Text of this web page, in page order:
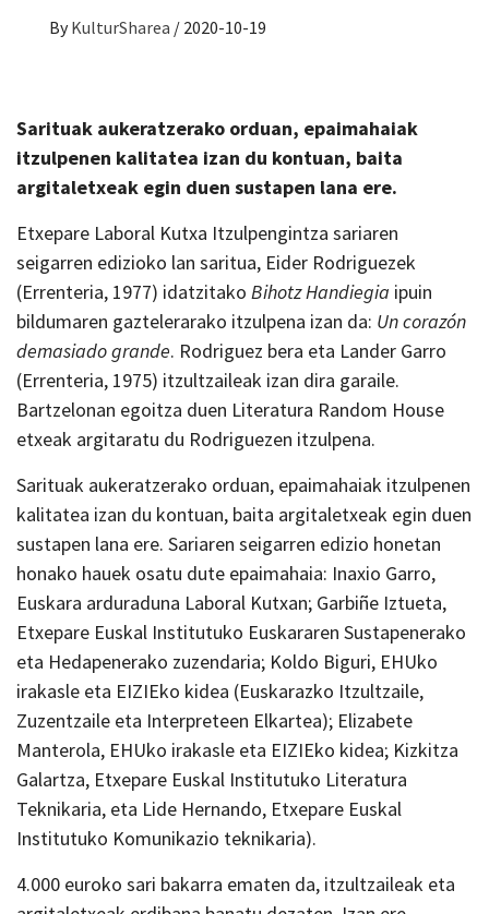
By KulturSharea / 2020-10-19
Sarituak aukeratzerako orduan, epaimahaiak
itzulpenen kalitatea izan du kontuan, baita
argitaletxeak egin duen sustapen lana ere.
Etxepare Laboral Kutxa Itzulpengintza sariaren
seigarren edizioko lan saritua, Eider Rodriguezek
(Errenteria, 1977) idatzitako Bihotz Handiegia ipuin
bildumaren gaztelerarako itzulpena izan da: Un corazón
demasiado grande. Rodriguez bera eta Lander Garro
(Errenteria, 1975) itzultzaileak izan dira garaile.
Bartzelonan egoitza duen Literatura Random House
etxeak argitaratu du Rodriguezen itzulpena.
Sarituak aukeratzerako orduan, epaimahaiak itzulpenen
kalitatea izan du kontuan, baita argitaletxeak egin duen
sustapen lana ere. Sariaren seigarren edizio honetan
honako hauek osatu dute epaimahaia: Inaxio Garro,
Euskara arduraduna Laboral Kutxan; Garbiñe Iztueta,
Etxepare Euskal Institutuko Euskararen Sustapenerako
eta Hedapenerako zuzendaria; Koldo Biguri, EHUko
irakasle eta EIZIEko kidea (Euskarazko Itzultzaile,
Zuzentzaile eta Interpreteen Elkartea); Elizabete
Manterola, EHUko irakasle eta EIZIEko kidea; Kizkitza
Galartza, Etxepare Euskal Institutuko Literatura
Teknikaria, eta Lide Hernando, Etxepare Euskal
Institutuko Komunikazio teknikaria).
4.000 euroko sari bakarra ematen da, itzultzaileak eta